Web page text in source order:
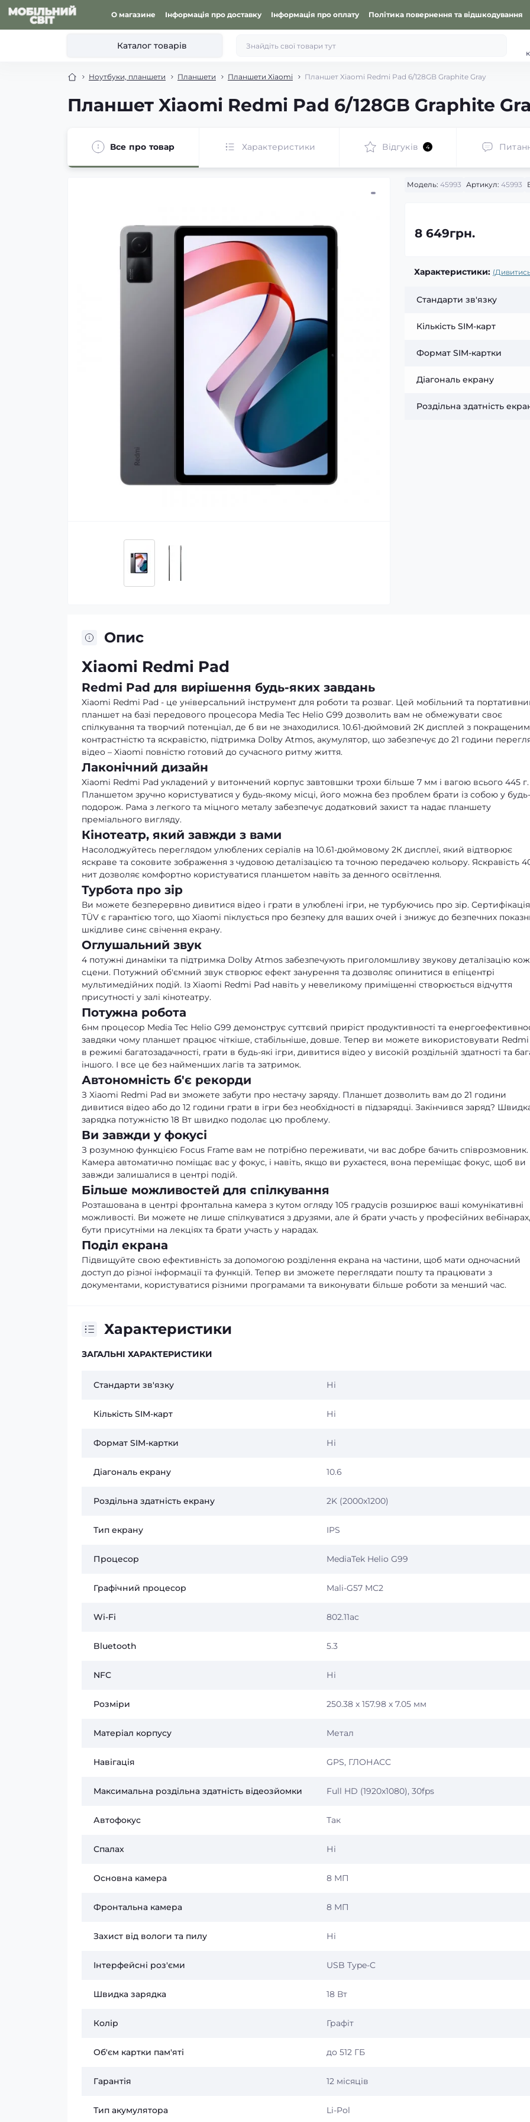
О магазине Інформація про доставку Інформація про оплату Політика повернення та відшкодування
Каталог товарів
Ноутбуки, планшети Планшети Планшети Xiaomi Планшет Xiaomi Redmi Pad 6/128GB Graphite Gray
Планшет Xiaomi Redmi Pad 6/128GB Graphite
Все про товар Характеристики Відгуків 4
Модель: 45993 Артикул: 45993
8 649грн.
Характеристики:
Стандарти зв'язку
Кількість SIM-карт
Формат SIM-картки
Діагональ екрану
Роздільна здатність
Опис
Xiaomi Redmi Pad
Redmi Pad для вирішення будь-яких завдань
Xiaomi Redmi Pad - це універсальний інструмент для роботи та розваг. Цей мобільний та
планшет на базі передового процесора Media Tec Helio G99 дозволить вам не обмежувати своє
спілкування та творчий потенціал, де б ви не знаходилися. 10.61-дюймовий 2К дисплей з
контрастністю та яскравістю, підтримка Dolby Atmos, акумулятор, що забезпечує до 21 години
відео – Xiaomi повністю готовий до сучасного ритму життя.
Лаконічний дизайн
Xiaomi Redmi Pad укладений у витончений корпус завтовшки трохи більше 7 мм і вагою всього 445 г.
Планшетом зручно користуватися у будь-якому місці, його можна без проблем брати із собою у
подорож. Рама з легкого та міцного металу забезпечує додатковий захист та надає планшету
преміального вигляду.
Кінотеатр, який завжди з вами
Насолоджуйтесь переглядом улюблених серіалів на 10.61-дюймовому 2К дисплеї, який відтворює
яскраве та соковите зображення з чудовою деталізацією та точною передачею кольору. Яскравість
нит дозволяє комфортно користуватися планшетом навіть за денного освітлення.
Турбота про зір
Ви можете безперервно дивитися відео і грати в улюблені ігри, не турбуючись про зір. Сертифікація
TÜV є гарантією того, що Xiaomi піклується про безпеку для ваших очей і знижує до безпечних
шкідливе синє свічення екрану.
Оглушальний звук
4 потужні динаміки та підтримка Dolby Atmos забезпечують приголомшливу звукову деталізацію
сцени. Потужний об'ємний звук створює ефект занурення та дозволяє опинитися в епіцентрі
мультимедійних подій. Із Xiaomi Redmi Pad навіть у невеликому приміщенні створюється відчуття
присутності у залі кінотеатру.
Потужна робота
6нм процесор Media Tec Helio G99 демонструє суттєвий приріст продуктивності та
завдяки чому планшет працює чіткіше, стабільніше, довше. Тепер ви можете використовувати
в режимі багатозадачності, грати в будь-які ігри, дивитися відео у високій роздільній здатності та
іншого. І все це без найменших лагів та затримок.
Автономність б'є рекорди
З Xiaomi Redmi Pad ви зможете забути про нестачу заряду. Планшет дозволить вам до 21 години
дивитися відео або до 12 години грати в ігри без необхідності в підзарядці. Закінчився заряд?
зарядка потужністю 18 Вт швидко подолає цю проблему.
Ви завжди у фокусі
З розумною функцією Focus Frame вам не потрібно переживати, чи вас добре бачить співрозмовник.
Камера автоматично поміщає вас у фокус, і навіть, якщо ви рухаєтеся, вона переміщає фокус, щоб ви
завжди залишалися в центрі подій.
Більше можливостей для спілкування
Розташована в центрі фронтальна камера з кутом огляду 105 градусів розширює ваші комунікативні
можливості. Ви можете не лише спілкуватися з друзями, але й брати участь у професійних вебінарах,
бути присутніми на лекціях та брати участь у нарадах.
Поділ екрана
Підвищуйте свою ефективність за допомогою розділення екрана на частини, щоб мати одночасний
доступ до різної інформації та функцій. Тепер ви зможете переглядати пошту та працювати з
документами, користуватися різними програмами та виконувати більше роботи за менший час.
Характеристики
ЗАГАЛЬНІ ХАРАКТЕРИСТИКИ
Стандарти зв'язку Ні
Кількість SIM-карт Ні
Формат SIM-картки Ні
Діагональ екрану 10.6
Роздільна здатність екрану 2K (2000x1200)
Тип екрану IPS
Процесор MediaTek Helio G99
Графічний процесор Mali-G57 MC2
Wi-Fi 802.11ac
Bluetooth 5.3
NFC Ні
Розміри 250.38 х 157.98 х 7.05 мм
Матеріал корпусу Метал
Навігація GPS, ГЛОНАСС
Максимальна роздільна здатність відеозйомки Full HD (1920x1080), 30fps
Автофокус Так
Спалах Ні
Основна камера 8 МП
Фронтальна камера 8 МП
Захист від вологи та пилу Ні
Інтерфейсні роз'єми USB Type-C
Швидка зарядка 18 Вт
Колір Графіт
Об'єм картки пам'яті до 512 ГБ
Гарантія 12 місяців
Тип акумулятора Li-Pol